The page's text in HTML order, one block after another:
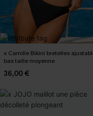
x Camille Bikini bretelles
bas taille moyenne
36,00 €